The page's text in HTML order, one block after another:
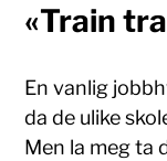
«Train
En vanlig
da de ulike
Men la meg ta